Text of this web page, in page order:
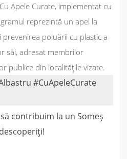
Apele Curate, implementat cu
reprezintă un apel la
poluării cu plastic a
săi, adresat membrilor
publice din localitățile vizate.
#CuApeleCurate
contribuim la un Someș